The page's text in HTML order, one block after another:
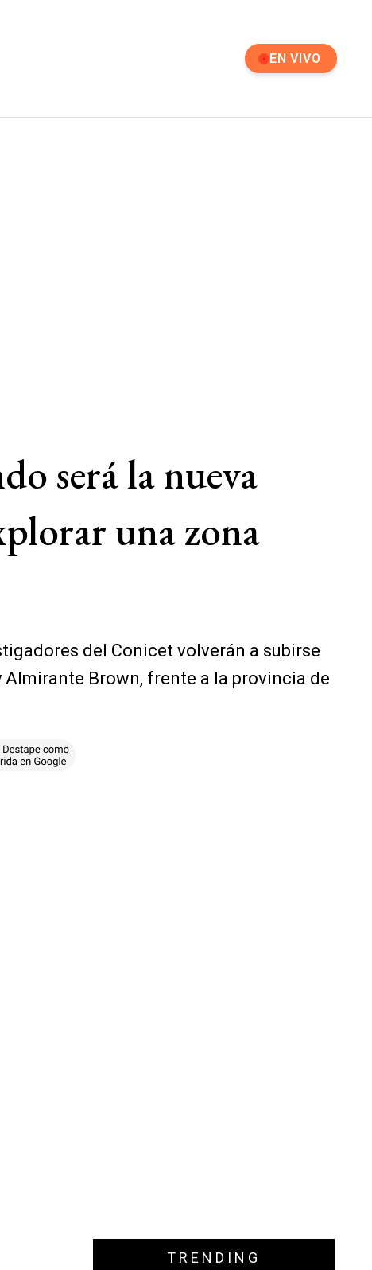
EN VIVO
será la nueva
una zona
del Conicet volverán a subirse
Brown, frente a la provincia de
TRENDING